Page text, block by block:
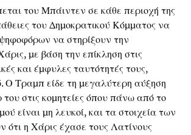
του Μπάιντεν σε κάθε περιοχή της
του Δημοκρατικού Κόμματος να
να στηρίξουν την
με βάση την επίκληση στις
και έμφυλες ταυτότητές τους,
Ο Τραμπ είδε τη μεγαλύτερη αύξηση
στις κομητείες όπου πάνω από το
είναι μη λευκοί, και τα στοιχεία των
ότι η Χάρις έχασε τους Λατίνους